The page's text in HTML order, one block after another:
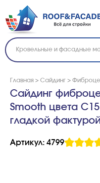
Главная > Сайдинг >
Сайдинг
Smooth цвета
гладкой
Артикул: 4799